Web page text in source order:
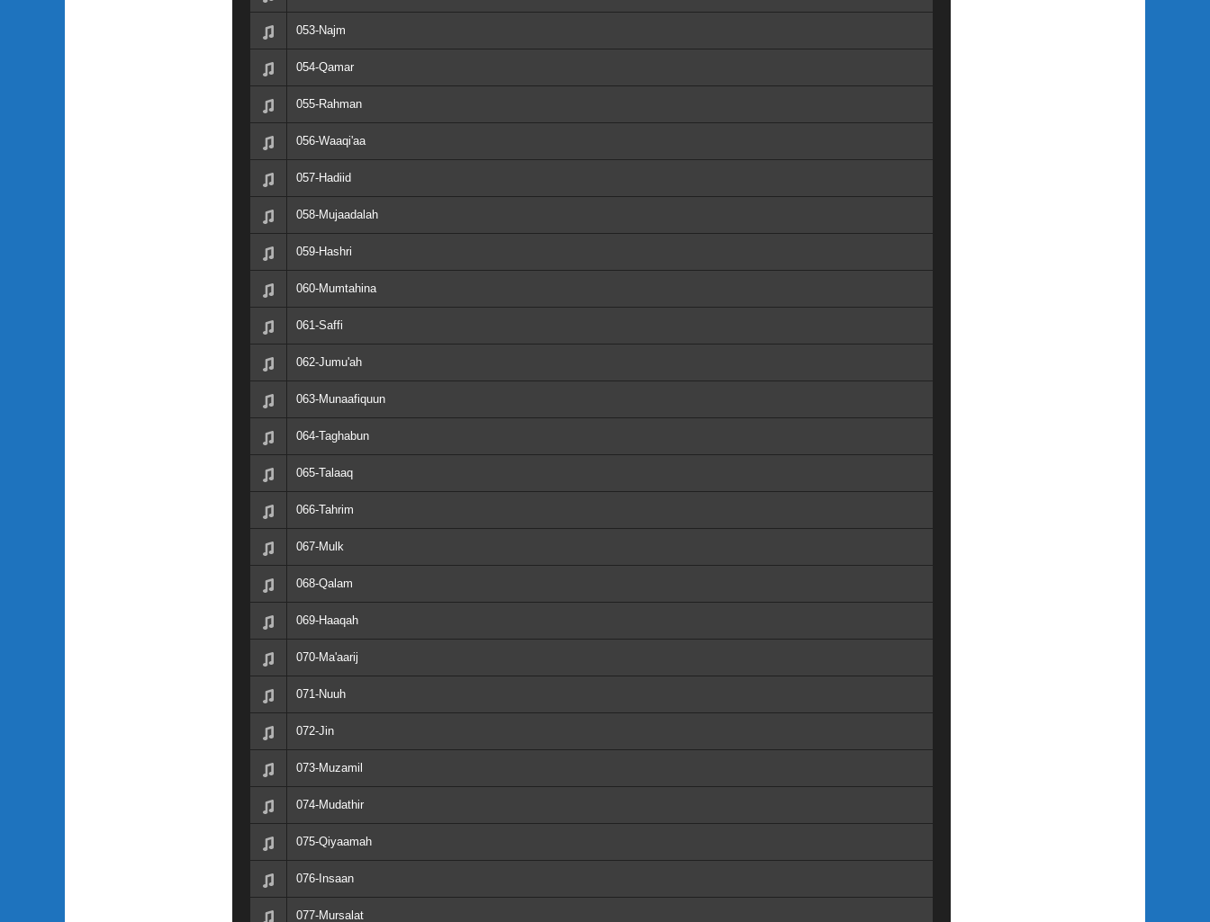
053-Najm
054-Qamar
055-Rahman
056-Waaqi'aa
057-Hadiid
058-Mujaadalah
059-Hashri
060-Mumtahina
061-Saffi
062-Jumu'ah
063-Munaafiquun
064-Taghabun
065-Talaaq
066-Tahrim
067-Mulk
068-Qalam
069-Haaqah
070-Ma'aarij
071-Nuuh
072-Jin
073-Muzamil
074-Mudathir
075-Qiyaamah
076-Insaan
077-Mursalat